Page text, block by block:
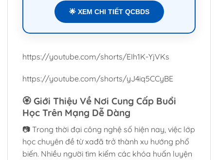
🌟 XEM CHI TIẾT QCBDS
https://youtube.com/shorts/EIh1K-YjVKs
https://youtube.com/shorts/yJ4iq5CCyBE
🏵️ Giới Thiệu Về Nơi Cung Cấp Buổi
Học Trên Mạng Dễ Dàng
📷 Trong thời đại công nghệ số hiện nay, việc lớp
học chuyên đề từ xađã trở thành xu hướng phổ
biến. Nhiều người tìm kiếm các khóa huấn luyện